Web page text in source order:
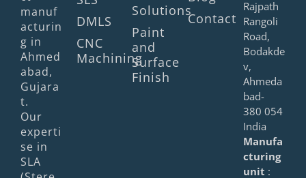
manuf
acturin
g in
Ahmed
abad,
Gujara
t.
Our
experti
se in
SLA
DMLS
CNC
Machining
Solutions
Paint
and
Surface
Finish
Contact
Rajpath
Rangoli
Road,
Bodakde
v,
Ahmeda
bad-
380 054
India
Manufa
cturing
unit :